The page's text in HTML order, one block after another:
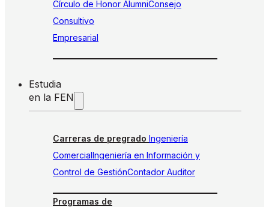
Círculo de Honor AlumniConsejo
Consultivo
Empresarial
Estudia
en la FEN
Carreras de pregrado Ingeniería
ComercialIngeniería en Información y
Control de GestiónContador Auditor
Programas de